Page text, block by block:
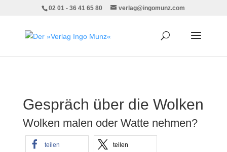
02 01 - 36 41 65 80 verlag@ingomunz.com
Gespräch über die Wolken
Wolken malen oder Watte nehmen?
teilen teilen